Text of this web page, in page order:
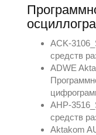
ACK-
средств
ADWE
AHP-
средств
Aktakom